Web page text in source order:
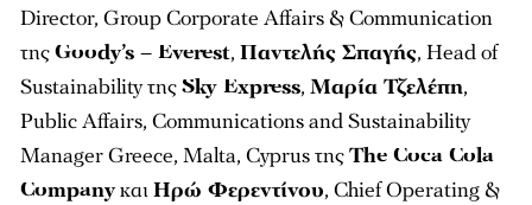
Director, Group Corporate Affairs & Communication
τηςGoody’s – Everest, Παντελής Σπαγής, Head of
Sustainability τηςSky Express, Μαρία Τζελέπη,
Public Affairs, Communications and Sustainability
Manager Greece, Malta, Cyprus τηςThe Coca Cola
CompanyκαιΗρώ Φερεντίνου, Chief Operating &